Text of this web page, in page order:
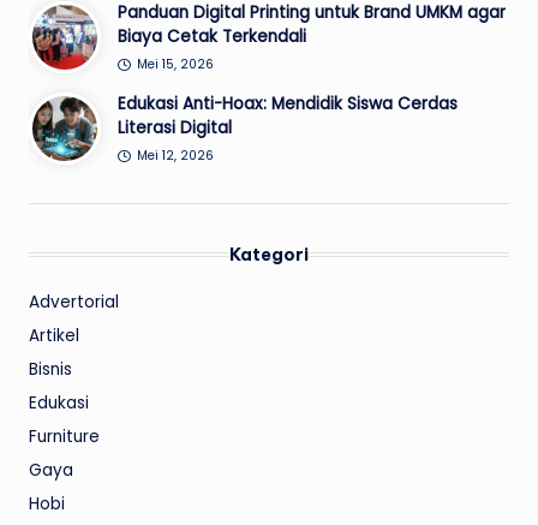
Panduan Digital Printing untuk Brand UMKM agar
Biaya Cetak Terkendali
Mei 15, 2026
Edukasi Anti-Hoax: Mendidik Siswa Cerdas
Literasi Digital
Mei 12, 2026
Kategori
Advertorial
Artikel
Bisnis
Edukasi
Furniture
Gaya
Hobi